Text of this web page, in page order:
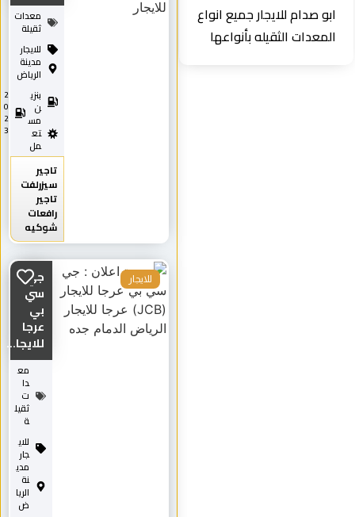
ابو صدام للايجار جميع انواع
المعدات الثقيله بأنواعها
معدات
ثقيلة
للايجار
مدينة
الرياض
بنزي
ن
مس
تع
مل
2
0
2
3
تاجير
سيزرلفت
تاجير
رافعات
شوكيه
جي
سي
بي
عرجا
للايجا...
مع
دا
ت
ثقيل
ة
للاي
جار
مدي
نة
الريا
ض
للايجار